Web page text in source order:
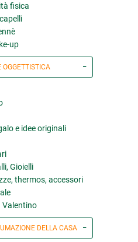
fisica
up
OGGETTISTICA
e idee originali
Gioielli
thermos, accessori
Valentino
DELLA CASA